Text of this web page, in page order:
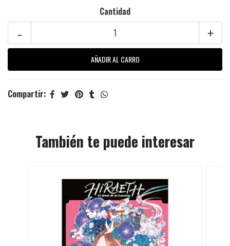
Cantidad
+
-
Compartir:
También te puede interesar